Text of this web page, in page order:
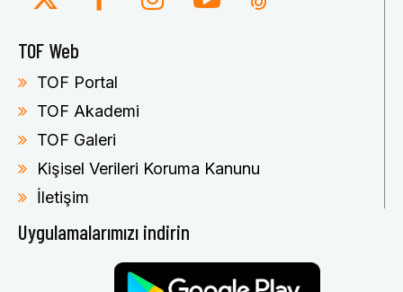
TOF Web
TOF Portal
TOF Akademi
TOF Galeri
Kişisel Verileri Koruma Kanunu
İletişim
Uygulamalarımızı indirin